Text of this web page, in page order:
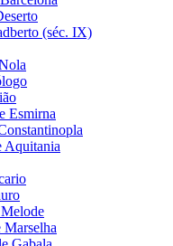
(séc. IX)
Esmirna
Aquitania
Marselha